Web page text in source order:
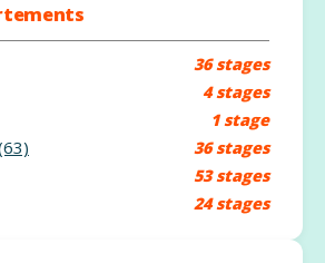
36 stages
4 stages
1 stage
36 stages
53 stages
24 stages